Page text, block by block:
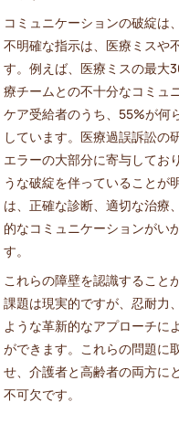
コミュニケーションの破綻は
不明確な指示は、医療ミスや
す。例えば、医療ミスの最大
療チームとの不十分なコミュ
ケア受給者のうち、55%が何
しています。医療過誤訴訟の
エラーの大部分に寄与してお
うな破綻を伴っていることが
は、正確な診断、適切な治療
的なコミュニケーションがい
す。
これらの障壁を認識すること
課題は現実的ですが、忍耐力
ような革新的なアプローチに
ができます。これらの問題に
せ、介護者と高齢者の両方に
不可欠です。